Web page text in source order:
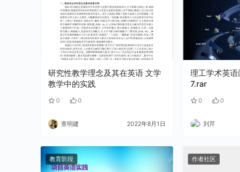
研究性教学理念及其在英语 文学
教学中的实践
0 0
查明建 2022年8月1日
理工学术英
7.rar
0 0
刘芹
教育阶段 作者社区